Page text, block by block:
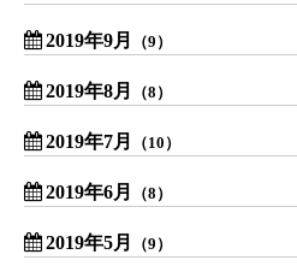
2019年9月 （9）
2019年8月 （8）
2019年7月 （10）
2019年6月 （8）
2019年5月 （9）